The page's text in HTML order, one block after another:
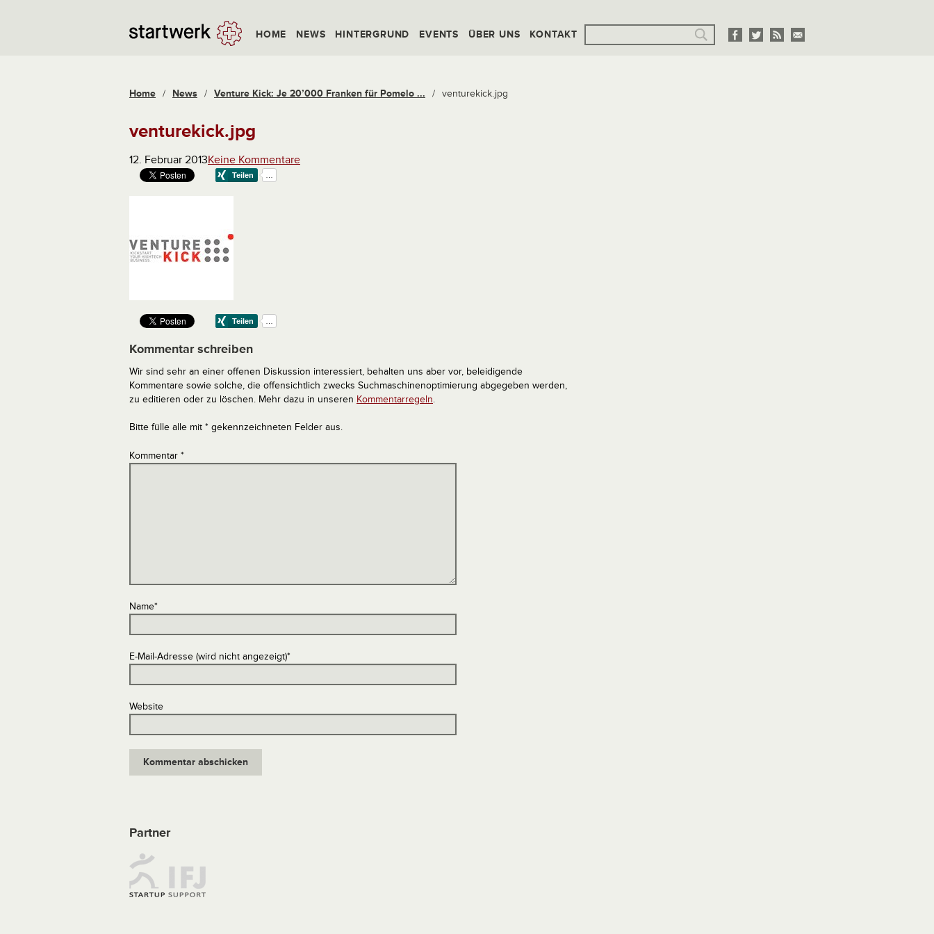
HOME NEWS HINTERGRUND EVENTS ÜBER UNS KONTAKT
Home / News / Venture Kick: Je 20’000 Franken für Pomelo ... / venturekick.jpg
venturekick.jpg
12. Februar 2013Keine Kommentare
Kommentar schreiben
Wir sind sehr an einer offenen Diskussion interessiert, behalten uns aber vor, beleidigende
Kommentare sowie solche, die offensichtlich zwecks Suchmaschinenoptimierung abgegeben werden,
zu editieren oder zu löschen. Mehr dazu in unseren Kommentarregeln.
Bitte fülle alle mit * gekennzeichneten Felder aus.
Kommentar *
Name*
E-Mail-Adresse (wird nicht angezeigt)*
Website
Partner